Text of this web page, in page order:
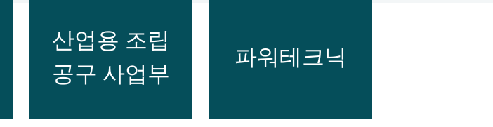
산업용 조립
공구 사업부
파워테크닉